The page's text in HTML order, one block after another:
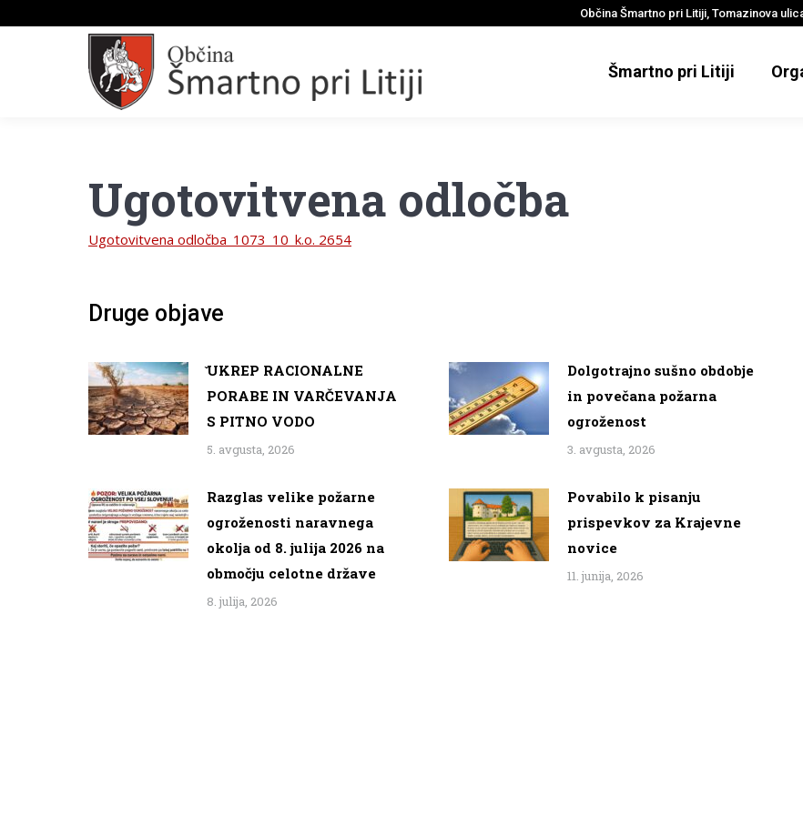
Občina Šmartno pri Litiji, Tomazinova
Šmartno pri Litiji
Ugotovitvena odločba
Ugotovitvena odločba_1073_10_k.o. 2654
Druge objave
̌UKREP RACIONALNE
PORABE IN VARČEVANJA
S PITNO VODO
5. avgusta, 2026
Dolgotrajno sušno obdobje
in povečana požarna
ogroženost
3. avgusta, 2026
Razglas velike požarne
ogroženosti naravnega
okolja od 8. julija 2026 na
območju celotne države
8. julija, 2026
Povabilo k pisanju
prispevkov za Krajevne
novice
11. junija, 2026